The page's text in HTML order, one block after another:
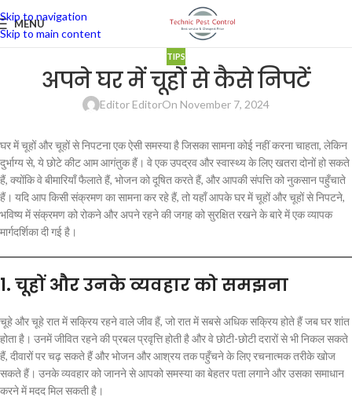
Skip to navigation
Skip to main content
MENU
TIPS
अपने घर में चूहों से कैसे निपटें
Editor EditorOn November 7, 2024
घर में चूहों और चूहों से निपटना एक ऐसी समस्या है जिसका सामना कोई नहीं करना चाहता, लेकिन
दुर्भाग्य से, ये छोटे कीट आम आगंतुक हैं। वे एक उपद्रव और स्वास्थ्य के लिए खतरा दोनों हो सकते
हैं, क्योंकि वे बीमारियाँ फैलाते हैं, भोजन को दूषित करते हैं, और आपकी संपत्ति को नुकसान पहुँचाते
हैं। यदि आप किसी संक्रमण का सामना कर रहे हैं, तो यहाँ आपके घर में चूहों और चूहों से निपटने,
भविष्य में संक्रमण को रोकने और अपने रहने की जगह को सुरक्षित रखने के बारे में एक व्यापक
मार्गदर्शिका दी गई है।
1.चूहों और उनके व्यवहार को समझना
चूहे और चूहे रात में सक्रिय रहने वाले जीव हैं, जो रात में सबसे अधिक सक्रिय होते हैं जब घर शांत
होता है। उनमें जीवित रहने की प्रबल प्रवृत्ति होती है और वे छोटी-छोटी दरारों से भी निकल सकते
हैं, दीवारों पर चढ़ सकते हैं और भोजन और आश्रय तक पहुँचने के लिए रचनात्मक तरीके खोज
सकते हैं। उनके व्यवहार को जानने से आपको समस्या का बेहतर पता लगाने और उसका समाधान
करने में मदद मिल सकती है।